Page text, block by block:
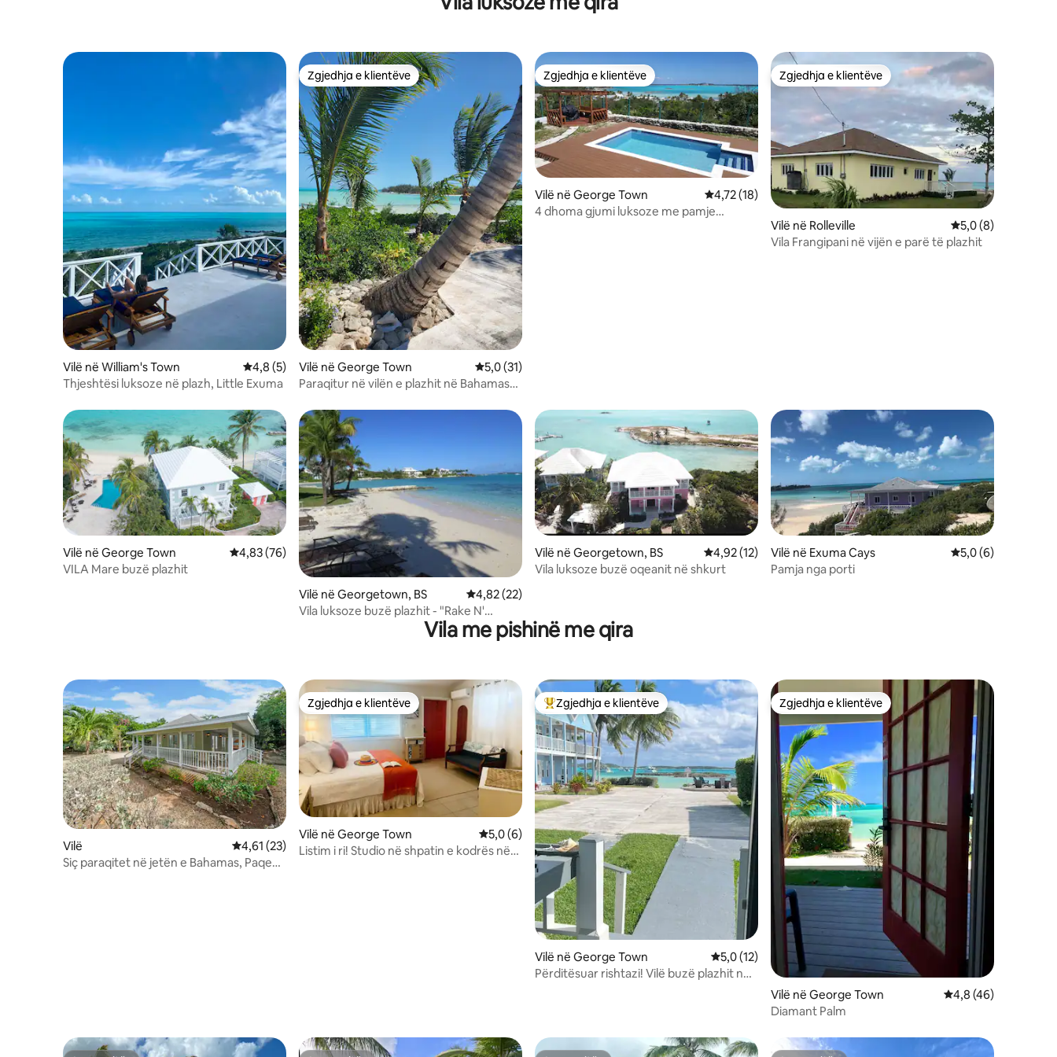
Vilë në William's Town Vlerësimi mesatar 4,8 nga 5, 5 vlerësime
4,8 (5)
Thjeshtësi luksoze në plazh, Little Exuma
Zgjedhja e klientëve
Zgjedhja e klientëve
Vilë në George Town Vlerësimi mesatar 5,0 nga 5, 31 vlerësime
5,0 (31)
Paraqitur në vilën e plazhit në Bahamas
Zgjedhja e klientëve
Zgjedhja e klientëve
Vilë në George Town Vlerësimi mesatar 4,72 nga 5, 18 vlerësime
4,72 (18)
4 dhoma gjumi luksoze me pamje
Zgjedhja e klientëve
Zgjedhja e klientëve
Vilë në Rolleville Vlerësimi mesatar
5,0 (8)
Vila Frangipani në vijën e parë të plazhit
Vilë në George Town Vlerësimi mesatar 4,83 nga 5, 76 vlerësime
4,83 (76)
VILA Mare buzë plazhit
Vilë në Georgetown, BS
Vlerësimi mesatar 4,82 nga 5, 22 vlerësime
4,82 (22)
Vila luksoze buzë plazhit - "Rake N'
Vilë në Georgetown, BS Vlerësimi mesatar 4,92 nga 5, 12 vlerësime
4,92 (12)
Vila luksoze buzë oqeanit në shkurt
Vilë në Exuma Cays Vlerësimi mesatar
5,0 (6)
Pamja nga porti
Vila me pishinë me qira
Vilë Vlerësimi mesatar 4,61 nga 5, 23 vlerësime
4,61 (23)
Siç paraqitet në jetën e Bahamas, Paqe
Zgjedhja e klientëve
Zgjedhja e klientëve
Vilë në George Town Vlerësimi mesatar 5,0 nga 5, 6 vlerësime
5,0 (6)
Listim i ri! Studio në shpatin e kodrës në
Më të mirat e zgjedhjeve të klientëve
Zgjedhja e klientëve
Vilë në George Town Vlerësimi mesatar 5,0 nga 5, 12 vlerësime
5,0 (12)
Përditësuar rishtazi! Vilë buzë plazhit në
Zgjedhja e klientëve
Zgjedhja e klientëve
Vilë në George Town Vlerësimi mesatar
4,8 (46)
Diamant Palm